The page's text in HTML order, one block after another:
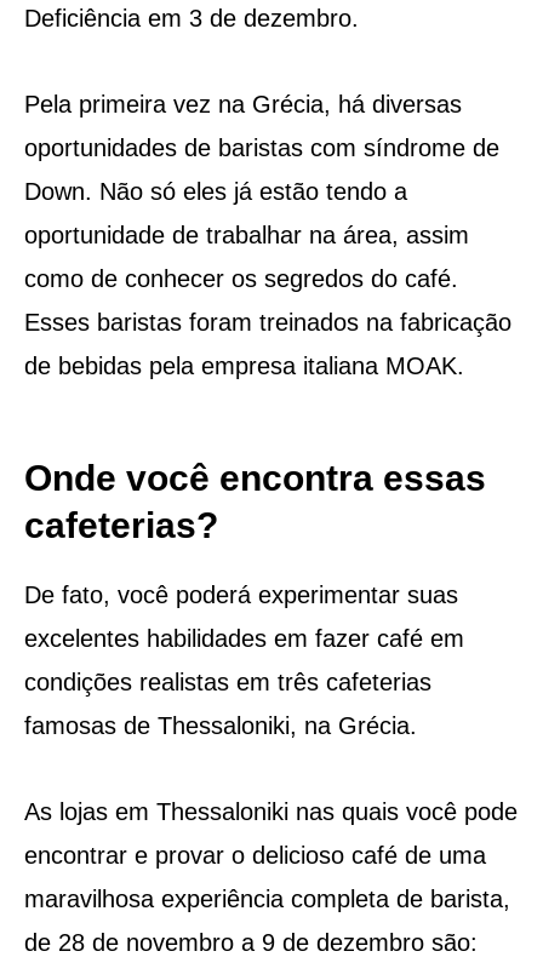
Deficiência em 3 de dezembro.
Pela primeira vez na Grécia, há diversas
oportunidades de baristas com síndrome de
Down. Não só eles já estão tendo a
oportunidade de trabalhar na área, assim
como de conhecer os segredos do café.
Esses baristas foram treinados na fabricação
de bebidas pela empresa italiana MOAK.
Onde você encontra essas
cafeterias?
De fato, você poderá experimentar suas
excelentes habilidades em fazer café em
condições realistas em três cafeterias
famosas de Thessaloniki, na Grécia.
As lojas em Thessaloniki nas quais você pode
encontrar e provar o delicioso café de uma
maravilhosa experiência completa de barista,
de 28 de novembro a 9 de dezembro são: